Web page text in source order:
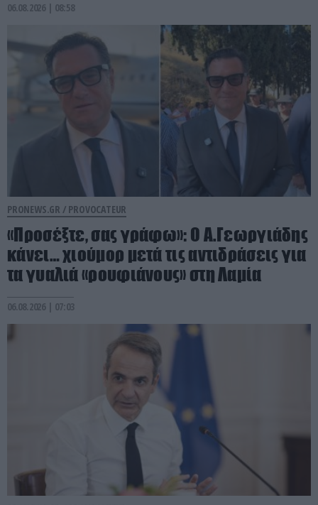
06.08.2026 | 08:58
PRONEWS.GR / PROVOCATEUR
«Προσέξτε, σας γράφω»: Ο Α.Γεωργιάδης
κάνει… χιούμορ μετά τις αντιδράσεις για
τα γυαλιά «ρουφιάνους» στη Λαμία
06.08.2026 | 07:03